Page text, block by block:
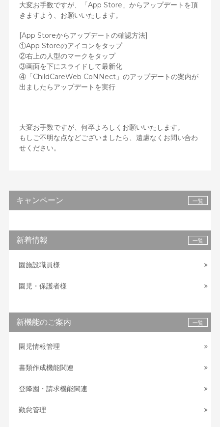
大変お手数ですが、「App Store」からアップデートを頂
きますよう、お願いいたします。
[App Storeからアップデートの確認方法]
①App Storeのアイコンをタップ
②右上の人型のマークをタップ
③画面を下にスライドして最新化
④「ChildCareWeb CoNNect」のアップデートの案内が
出ましたらアップデートを実行
大変お手数ですが、何卒よろしくお願いいたします。
もしご不明な点などございましたら、遠慮なくお問い合わ
せください。
キャンペーン 一覧
新着情報 一覧
園施設職員様
園児・保護者様
新機能のご案内 一覧
園児情報管理
書類作成機能関連
登降園・請求機能関連
勤怠管理